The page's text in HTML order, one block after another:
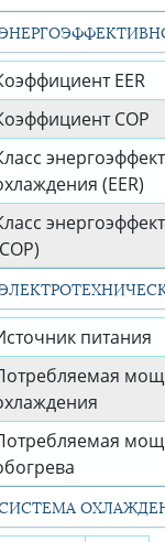
EER
СОР
(EER)
питания